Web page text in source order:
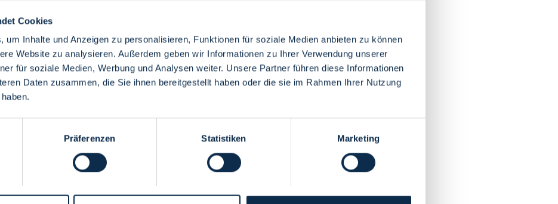
Cookies
um Inhalte und Anzeigen zu personalisieren, Funktionen für soziale Medien anbieten zu können
Website zu analysieren. Außerdem geben wir Informationen zu Ihrer Verwendung unserer
für soziale Medien, Werbung und Analysen weiter. Unsere Partner führen diese Informationen
Daten zusammen, die Sie ihnen bereitgestellt haben oder die sie im Rahmen Ihrer Nutzung
Präferenzen Statistiken Marketing
Menü